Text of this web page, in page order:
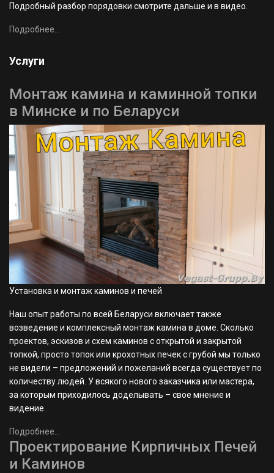
Подробный разбор порядовки смотрите дальше и в видео.
Подробнее...
Услуги
Монтаж камина и каминной топки
в Минске и по Беларуси
Установка и монтаж каминов и печей
Наш опыт работы по всей Беларуси включает также
возведение и комплексный монтаж камина в доме. Сколько
проектов, эскизов и схем каминов с открытой и закрытой
топкой, просто топок или крохотных печек с грубой мы только
не видели – предложений и пожеланий всегда существует по
количеству людей. У всякого нового заказчика или мастера,
за которым приходилось доделывать – свое мнение и
видение.
Подробнее...
Проектирование Кирпичных Печей
и Каминов